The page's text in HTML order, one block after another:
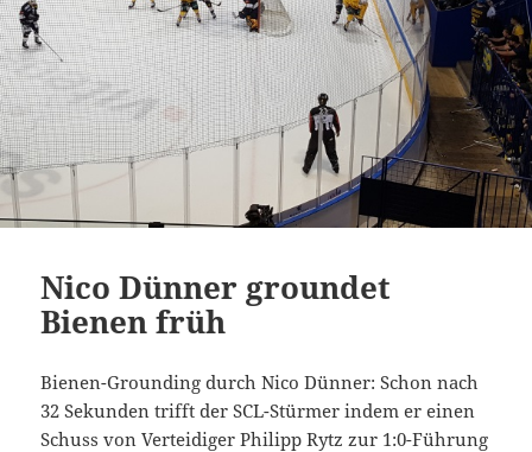
Nico Dünner groundet
Bienen früh
Bienen-Grounding durch Nico Dünner: Schon nach
32 Sekunden trifft der SCL-Stürmer indem er einen
Schuss von Verteidiger Philipp Rytz zur 1:0-Führung